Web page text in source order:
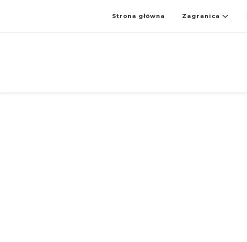
Strona główna Zagranica